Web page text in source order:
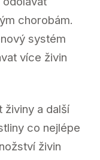
chorobám.
systém
více živin
živiny a další
co nejlépe
živin